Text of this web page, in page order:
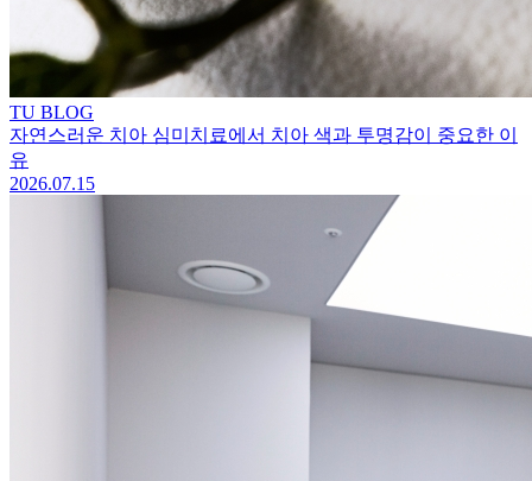
TU BLOG
자연스러운 치아 심미치료에서 치아 색과 투명감이 중요한 이
유
2026.07.15